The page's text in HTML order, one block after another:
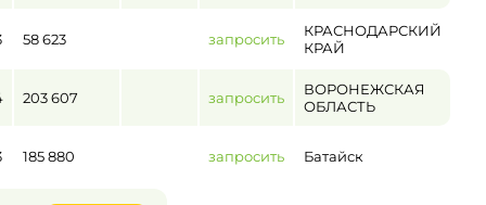
58 623 запросить
КРАСНОДАРСКИЙ
КРАЙ
203 607 запросить
ВОРОНЕЖСКАЯ
ОБЛАСТЬ
185 880 запросить Батайск